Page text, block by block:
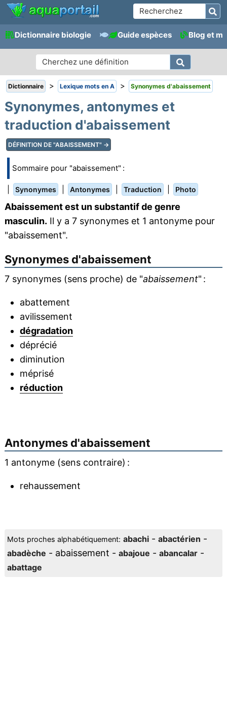
Dictionnaire biologie Guide espèces Blog et
Dictionnaire > Lexique mots en A > Synonymes d'abaissement
Synonymes, antonymes et
traduction d'abaissement
DÉFINITION DE "ABAISSEMENT" →
Sommaire pour "abaissement" :
Synonymes Antonymes Traduction Photo
Abaissement est un substantif de genre
masculin. Il y a 7 synonymes et 1 antonyme pour
"abaissement".
Synonymes d'abaissement
7 synonymes (sens proche) de "abaissement" :
abattement
avilissement
dégradation
déprécié
diminution
méprisé
réduction
Antonymes d'abaissement
1 antonyme (sens contraire) :
rehaussement
Mots proches alphabétiquement: abachi- abactérien -
abadèche - abaissement - abajoue - abancalar-
abattage